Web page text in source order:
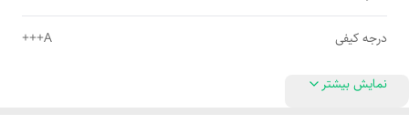
درجه کیفی A+++
نمایش بیشتر